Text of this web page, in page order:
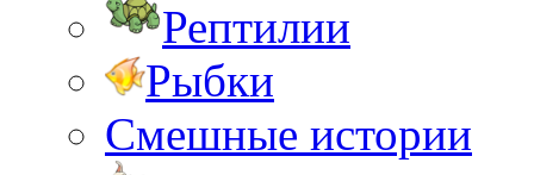
Рептилии
Рыбки
Смешные истории